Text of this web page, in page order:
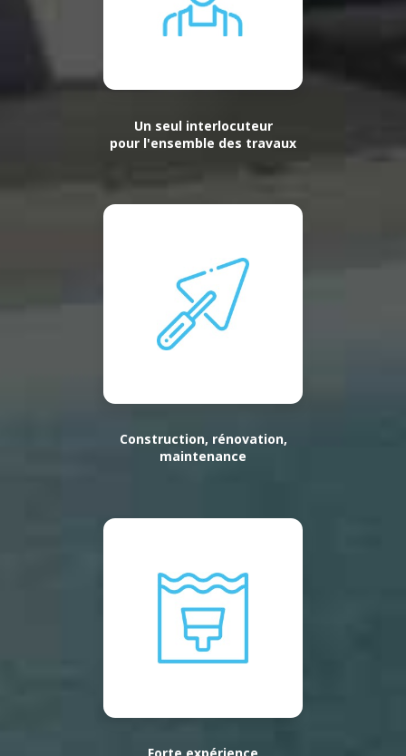
Un seul interlocuteur
pour l'ensemble des travaux
Construction, rénovation,
maintenance